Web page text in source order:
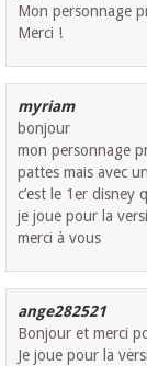
Mon personnage
Merci !
myriam
bonjour
mon personnage
pattes mais avec
c’est le 1er disney
je joue pour la
merci à vous
ange282521
Bonjour et merci
Je joue pour la